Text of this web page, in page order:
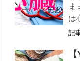
ま
は
記